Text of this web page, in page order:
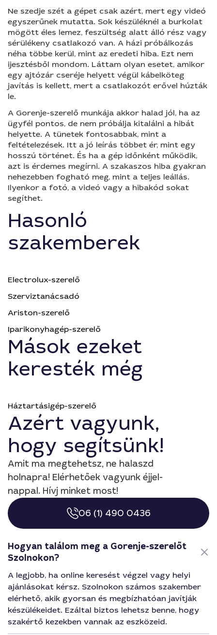
Ne szedje szét a gépet csak azért, mert egy videó
egyszerűnek mutatta. Sok készüléknél a burkolat
mögött éles lemez, feszültség alatt álló rész vagy
sérülékeny csatlakozó van. A házi próbálkozás
néha többe kerül, mint az eredeti hiba. Ezt nem
ijesztésből mondom. Láttam olyan esetet, amikor
egy ajtózár cseréje helyett végül kábelköteg
javítás is kellett, mert a csatlakozót erővel húzták
le.
A Gorenje-szerelő munkája akkor halad jól, ha az
ügyfél pontos, de nem próbálja kitalálni a hibát
helyette. A tünetek fontosabbak, mint a
feltételezések. Itt a jó leírás többet ér, mint egy
hosszú történet. És ha a gép időnként működik,
azt is érdemes megírni. A szakaszos hiba gyakran
nehezebben fogható meg, mint a teljes leállás.
Ilyenkor a fotó, a videó vagy a hibakód sokat
segíthet.
Hasonló
szakemberek
Electrolux-szerelő
Szerviztanácsadó
Ariston-szerelő
Iparikonyhagép-szerelő
Mások ezeket
keresték még
Háztartásigép-szerelő
Azért vagyunk,
hogy segítsünk!
Amit ma megtehetsz, ne halaszd
holnapra! Elérhetőek vagyunk éjjel-
nappal. Hívj minket most!
06 (1) 490 0436
Hogyan találom meg a Gorenje-szerelőt
Szolnokon?
A legjobb, ha online keresést végzel vagy helyi
ajánlásokat kérsz. Szolnokon számos szakember
elérhető, akik gyorsan és megbízhatóan javítják
készülékeidet. Ezáltal biztos lehetsz benne, hogy
szakértő kezekben vannak az eszközeid.